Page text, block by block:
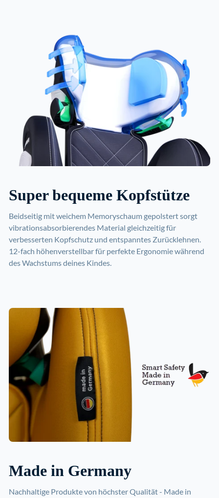
Super bequeme Kopfstütze
Beidseitig mit weichem Memoryschaum gepolstert sorgt
vibrationsabsorbierendes Material gleichzeitig für
verbesserten Kopfschutz und entspanntes Zurücklehnen.
12-fach höhenverstellbar für perfekte Ergonomie während
des Wachstums deines Kindes.
Made in Germany
Nachhaltige Produkte von höchster Qualität - Made in